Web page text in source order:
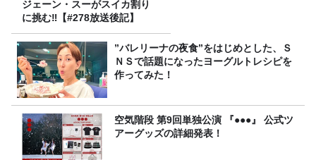
ジェーン・スーがスイカ割り
に挑む‼【#278放送後記】
”バレリーナの夜食”をはじめとした、Ｓ
ＮＳで話題になったヨーグルトレシピを
作ってみた！
空気階段 第9回単独公演 『●●●』 公式ツ
アーグッズの詳細発表！